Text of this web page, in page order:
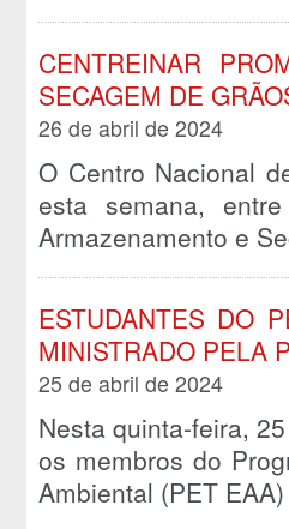
CENTREINAR
SECAGEM DE
26 de abril de 2024
O Centro Nacional
esta semana,
Armazenamento e
ESTUDANTES DO
MINISTRADO PELA
25 de abril de 2024
Nesta quinta-feira,
os membros do
Ambiental (PET